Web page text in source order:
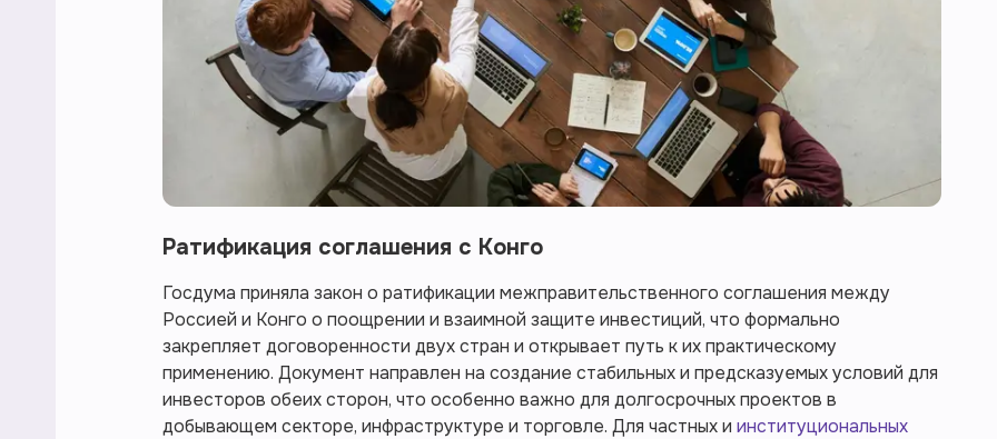
Ратификация соглашения с Конго
Госдума приняла закон о ратификации межправительственного соглашения между
Россией и Конго о поощрении и взаимной защите инвестиций, что формально
закрепляет договоренности двух стран и открывает путь к их практическому
применению. Документ направлен на создание стабильных и предсказуемых условий для
инвесторов обеих сторон, что особенно важно для долгосрочных проектов в
добывающем секторе, инфраструктуре и торговле. Для частных и институциональных